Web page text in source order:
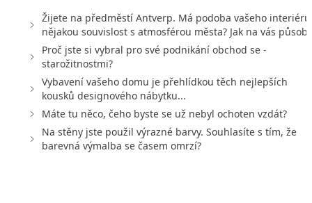
Žijete na předměstí Antverp. Má podoba vašeho ­interiéru
nějakou souvislost s atmosférou města? Jak na vás
Proč jste si vybral pro své podnikání obchod se ­
starožitnostmi?
Vybavení vašeho domu je přehlídkou těch nejlepších
kousků designového nábytku...
Máte tu něco, čeho byste se už nebyl ochoten vzdát?
Na stěny jste použil výrazné barvy. Souhlasíte s tím, že
barevná výmalba se časem omrzí?